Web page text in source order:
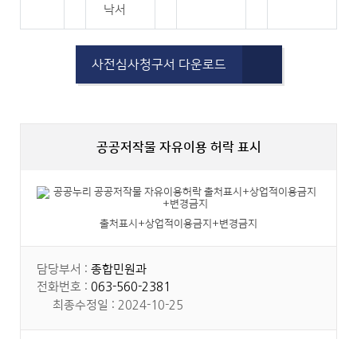
낙서
사전심사청구서 다운로드
공공저작물 자유이용 허락 표시
출처표시+상업적이용금지+변경금지
담당부서 : 종합민원과
전화번호 : 063-560-2381
최종수정일 : 2024-10-25